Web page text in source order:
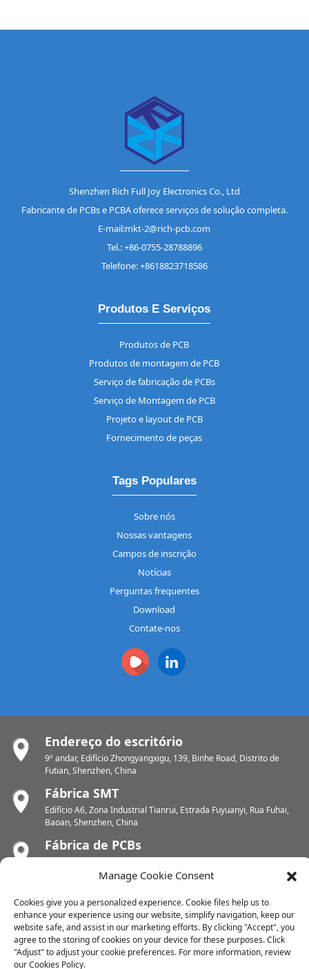
Shenzhen Rich Full Joy Electronics Co., Ltd
Fabricante de PCBs e PCBA oferece serviços de solução completa.
E-mail:mkt-2@rich-pcb.com
Tel.: +86-0755-28788896
Telefone: +8618823718586
Produtos E Serviços
Produtos de PCB
Produtos de montagem de PCB
Serviço de fabricação de PCBs
Serviço de Montagem de PCB
Projeto e layout de PCB
Fornecimento de peças
Tags Populares
Sobre nós
Nossas vantagens
Campos de inscrição
Notícias
Perguntas frequentes
Download
Contate-nos
Endereço do escritório
9º andar, Edifício Zhongyangxigu, 139, Binhe Road, Distrito de
Futian, Shenzhen, China
Fábrica SMT
Edifício A6, Zona Industrial Tianrui, Estrada Fuyuanyi, Rua Fuhai,
Baoan, Shenzhen, China
Fábrica de PCBs
Fábrica de PCBs
Zona Industrial de Dongjiang, Cidade de Shuikou Oriental, Distrito
de Huicheng, Huizhou, China
Manage Cookie Consent
Cookies give you a personalized experience. Cookie files help us to
enhance your experience using our website, simplify navigation, keep our
website safe, and assist in our marketing efforts. By clicking "Accept", you
agree to the storing of cookies on your device for these purposes. Click
"Adjust" to adjust your cookie preferences. For more information, review
our Cookies Policy.